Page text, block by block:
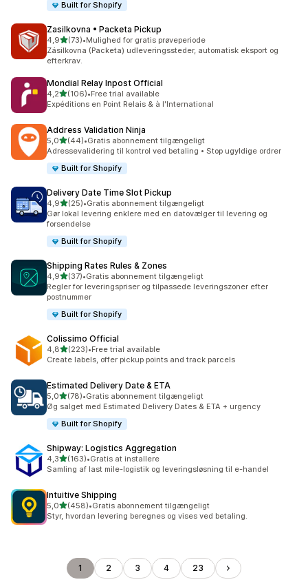
Built for Shopify
Zasilkovna • Packeta Pickup
4,9ud af 5 stjerner
(73)
73 anmeldelser i alt
•Mulighed for gratis prøveperiode
Zásilkovna (Packeta) udleveringssteder, automatisk eksport og
efterkrav.
Mondial Relay Inpost Official
4,2ud af 5 stjerner
(106)
106 anmeldelser i alt
•Free trial available
Expéditions en Point Relais & à l'International
Address Validation Ninja
5,0ud af 5 stjerner
(44)
44 anmeldelser i alt
•Gratis abonnement tilgængeligt
Adressevalidering til kontrol ved betaling • Stop ugyldige ordrer
Built for Shopify
Delivery Date Time Slot Pickup
4,9ud af 5 stjerner
(25)
25 anmeldelser i alt
•Gratis abonnement tilgængeligt
Gør lokal levering enklere med en datovælger til levering og
forsendelse
Built for Shopify
Shipping Rates Rules & Zones
4,9ud af 5 stjerner
(37)
37 anmeldelser i alt
•Gratis abonnement tilgængeligt
Regler for leveringspriser og tilpassede leveringszoner efter
postnummer
Built for Shopify
Colissimo Official
4,8ud af 5 stjerner
(223)
223 anmeldelser i alt
•Free trial available
Create labels, offer pickup points and track parcels
Estimated Delivery Date & ETA
5,0ud af 5 stjerner
(78)
78 anmeldelser i alt
•Gratis abonnement tilgængeligt
Øg salget med Estimated Delivery Dates & ETA + urgency
Built for Shopify
Shipway: Logistics Aggregation
4,3ud af 5 stjerner
(163)
163 anmeldelser i alt
•Gratis at installere
Samling af last mile-logistik og leveringsløsning til e-handel
Intuitive Shipping
5,0ud af 5 stjerner
(458)
458 anmeldelser i alt
•Gratis abonnement tilgængeligt
Styr, hvordan levering beregnes og vises ved betaling.
1 2 3 4 23